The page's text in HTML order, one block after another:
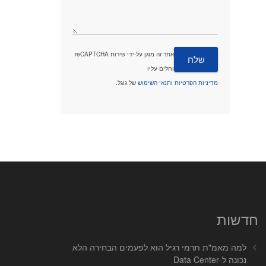
אתר זה מוגן על-ידי שירות reCAPTCHA
וחלים עליו
מדיניות הפרטיות ותנאי השימוש של גוגל.
חדשות
למה מאמ"ת תרמי רגיל הוא לפעמים הבחירה הלא
נכונה ל-Data Center